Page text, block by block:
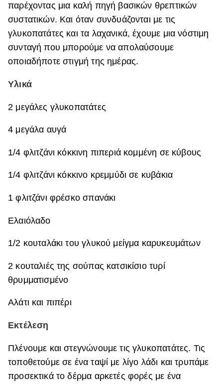
ΒΟΞ
Χωρίς Ταμπέλες
Women's Forum
Γάμος
Market News
παρέχοντας μια καλή πηγή βασικών θρεπτικών
συστατικών. Και όταν συνδυάζονται με τις
γλυκοπατάτες και τα λαχανικά, έχουμε μια νόστιμη
συνταγή που μπορούμε να απολαύσουμε
οποιαδήποτε στιγμή της ημέρας.
Υλικά
2 μεγάλες γλυκοπατάτες
4 μεγάλα αυγά
1/4 φλιτζάνι κόκκινη πιπεριά κομμένη σε κύβους
1/4 φλιτζάνι κόκκινο κρεμμύδι σε κυβάκια
1 φλιτζάνι φρέσκο ​​σπανάκι
Ελαιόλαδο
1/2 κουταλάκι του γλυκού μείγμα καρυκευμάτων
2 κουταλιές της σούπας κατσικίσιο τυρί
θρυμματισμένο
Aλάτι και πιπέρι
Εκτέλεση
Πλένουμε και στεγνώνουμε τις γλυκοπατάτες. Τις
τοποθετούμε σε ένα ταψί με λίγο λάδι και τρυπάμε
προσεκτικά το δέρμα αρκετές φορές με ένα